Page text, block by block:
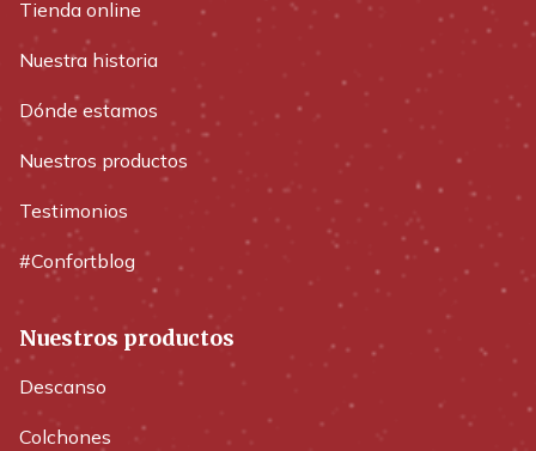
Tienda online
Nuestra historia
Dónde estamos
Nuestros productos
Testimonios
#Confortblog
Nuestros productos
Descanso
Colchones